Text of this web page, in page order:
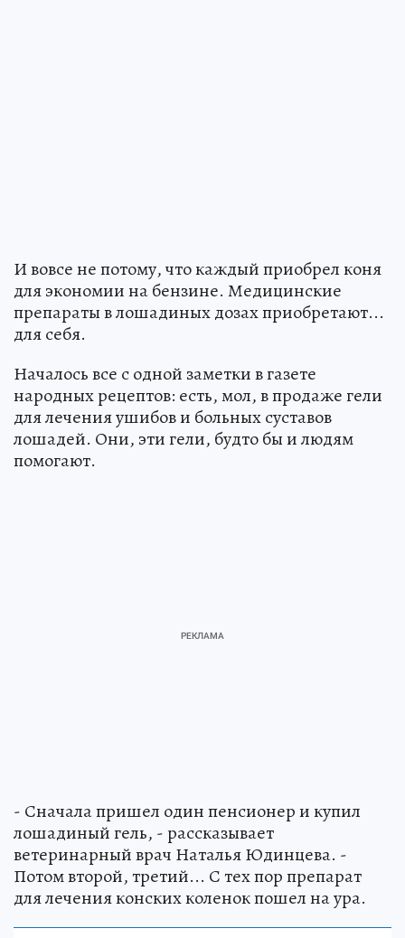
И вовсе не потому, что каждый приобрел коня
для экономии на бензине. Медицинские
препараты в лошадиных дозах приобретают...
для себя.
Началось все с одной заметки в газете
народных рецептов: есть, мол, в продаже гели
для лечения ушибов и больных суставов
лошадей. Они, эти гели, будто бы и людям
помогают.
- Сначала пришел один пенсионер и купил
лошадиный гель, - рассказывает
ветеринарный врач Наталья Юдинцева. -
Потом второй, третий... С тех пор препарат
для лечения конских коленок пошел на ура.